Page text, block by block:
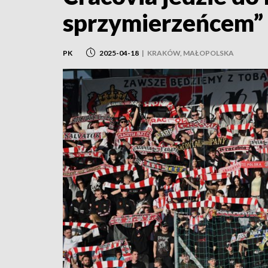
sprzymierzeńcem”
PK 2025-04-18 | KRAKÓW, MAŁOPOLSKA